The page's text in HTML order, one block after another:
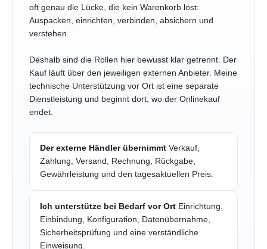
oft genau die Lücke, die kein Warenkorb löst:
Auspacken, einrichten, verbinden, absichern und
verstehen.
Deshalb sind die Rollen hier bewusst klar getrennt. Der
Kauf läuft über den jeweiligen externen Anbieter. Meine
technische Unterstützung vor Ort ist eine separate
Dienstleistung und beginnt dort, wo der Onlinekauf
endet.
Der externe Händler übernimmt Verkauf,
Zahlung, Versand, Rechnung, Rückgabe,
Gewährleistung und den tagesaktuellen Preis.
Ich unterstütze bei Bedarf vor Ort Einrichtung,
Einbindung, Konfiguration, Datenübernahme,
Sicherheitsprüfung und eine verständliche
Einweisung.